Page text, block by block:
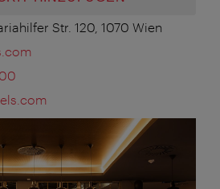
Str. 120, 1070 Wien